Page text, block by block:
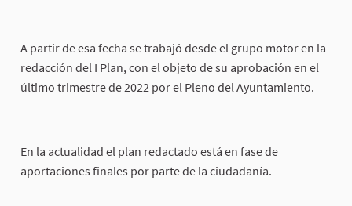
A partir de esa fecha se trabajó desde el grupo motor en la
redacción del I Plan, con el objeto de su aprobación en el
último trimestre de 2022 por el Pleno del Ayuntamiento.
En la actualidad el plan redactado está en fase de
aportaciones finales por parte de la ciudadanía.